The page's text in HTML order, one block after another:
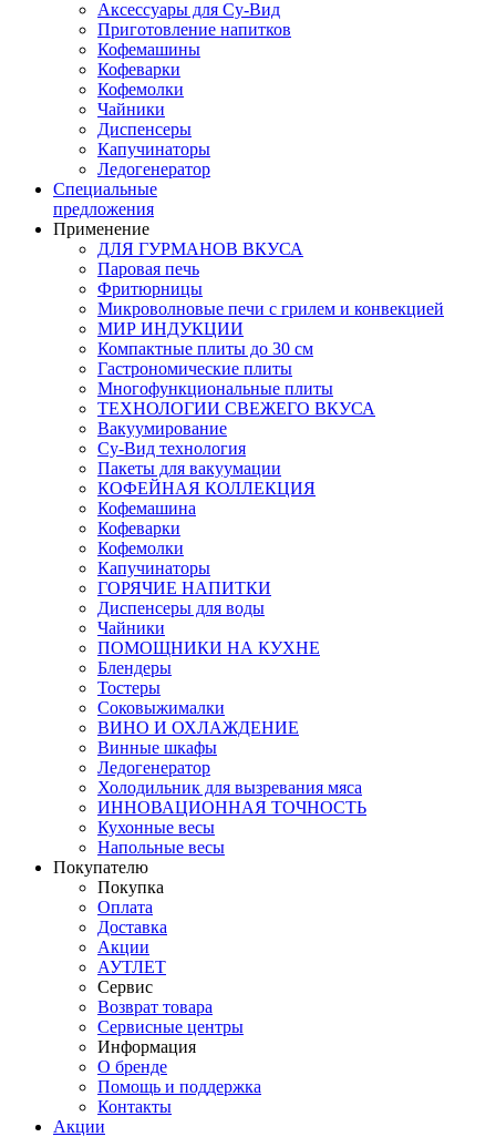
Аксессуары для Су-Вид
Приготовление напитков
Кофемашины
Кофеварки
Кофемолки
Чайники
Диспенсеры
Капучинаторы
Ледогенератор
Специальные
предложения
Применение
ДЛЯ ГУРМАНОВ ВКУСА
Паровая печь
Фритюрницы
Микроволновые печи с грилем и конвекцией
МИР ИНДУКЦИИ
Компактные плиты до 30 см
Гастрономические плиты
Многофункциональные плиты
ТЕХНОЛОГИИ СВЕЖЕГО ВКУСА
Вакуумирование
Су-Вид технология
Пакеты для вакуумации
КОФЕЙНАЯ КОЛЛЕКЦИЯ
Кофемашина
Кофеварки
Кофемолки
Капучинаторы
ГОРЯЧИЕ НАПИТКИ
Диспенсеры для воды
Чайники
ПОМОЩНИКИ НА КУХНЕ
Блендеры
Тостеры
Соковыжималки
ВИНО И ОХЛАЖДЕНИЕ
Винные шкафы
Ледогенератор
Холодильник для вызревания мяса
ИННОВАЦИОННАЯ ТОЧНОСТЬ
Кухонные весы
Напольные весы
Покупателю
Покупка
Оплата
Доставка
Акции
АУТЛЕТ
Сервис
Возврат товара
Сервисные центры
Информация
О бренде
Помощь и поддержка
Контакты
Акции